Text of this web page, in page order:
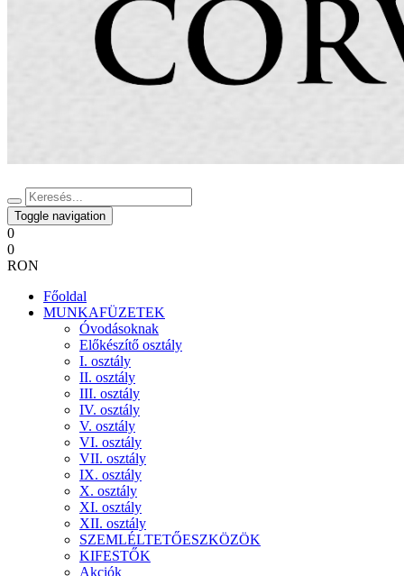
Toggle navigation
0
0
RON
Főoldal
MUNKAFÜZETEK
Óvodásoknak
Előkészítő osztály
I. osztály
II. osztály
III. osztály
IV. osztály
V. osztály
VI. osztály
VII. osztály
IX. osztály
X. osztály
XI. osztály
XII. osztály
SZEMLÉLTETŐESZKÖZÖK
KIFESTŐK
Akciók